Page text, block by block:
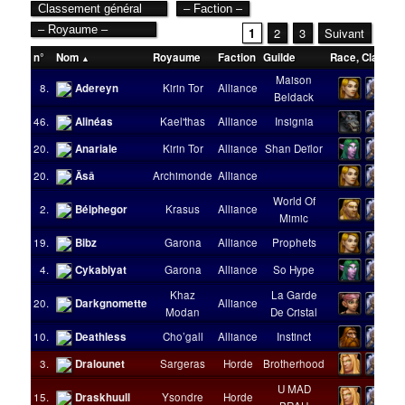
1 2 3 Suivant
n° Nom Royaume Faction Guilde Race,Classe
8. Adereyn Kirin Tor Alliance
Maison
Beldack
46.
Alinéas Kael'thas Alliance
Insignia
20.
Anariale Kirin Tor Alliance Shan Deïlor
20.
Äsâ Archimonde Alliance
2. Bélphegor Krasus Alliance
World Of
Mimic
19.
Bibz Garona Alliance
Prophets
4.
Cykablyat Garona Alliance So Hype
20. Darkgnomette
Khaz
Modan
Alliance
La Garde
De Cristal
10.
Deathless Cho’gall Alliance
Instinct
3.
Dralounet Sargeras Horde Brotherhood
15. Draskhuull Ysondre Horde
U MAD